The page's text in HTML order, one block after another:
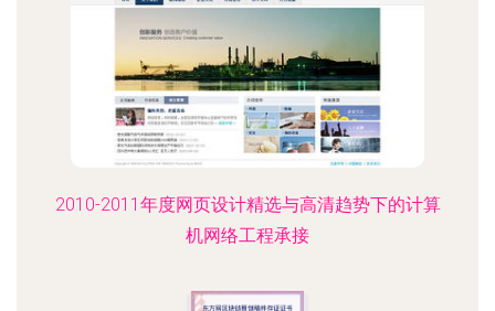
2010-2011年度网页设计精选与高清趋势下的计算
机网络工程承接